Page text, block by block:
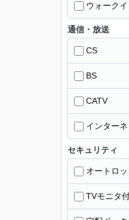
ウォーク
通信・放送
CS
BS
CATV
インター
セキュリティ
オートロッ
TVモニタ